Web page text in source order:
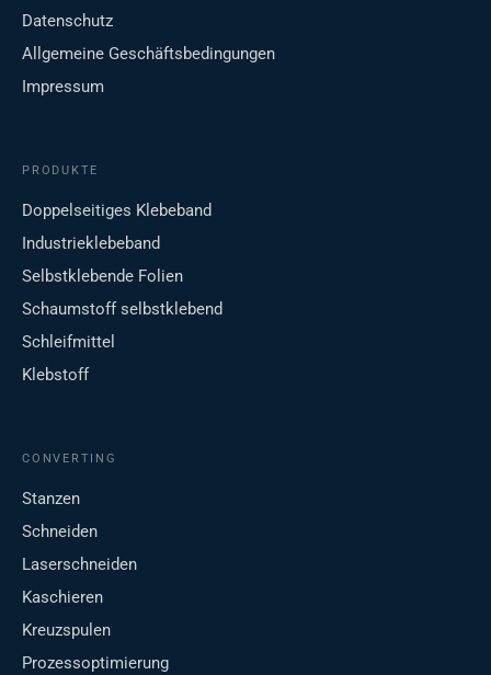
Datenschutz
Allgemeine Geschäftsbedingungen
Impressum
PRODUKTE
Doppelseitiges Klebeband
Industrieklebeband
Selbstklebende Folien
Schaumstoff selbstklebend
Schleifmittel
Klebstoff
CONVERTING
Stanzen
Schneiden
Laserschneiden
Kaschieren
Kreuzspulen
Prozessoptimierung